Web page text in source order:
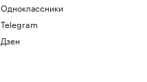
Одноклассники
Telegram
Дзен